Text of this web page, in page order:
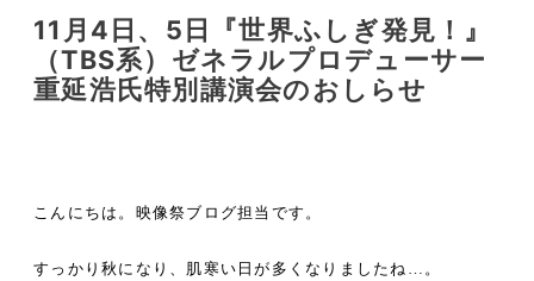
11月4日、5日『世界ふしぎ発見！』
（TBS系）ゼネラルプロデューサー
重延浩氏特別講演会のおしらせ
こんにちは。映像祭ブログ担当です。
すっかり秋になり、肌寒い日が多くなりましたね 。